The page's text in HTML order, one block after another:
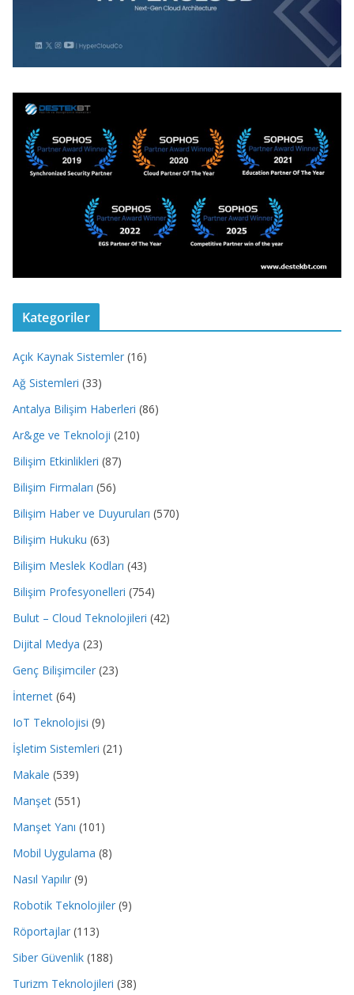
Kategoriler
Açık Kaynak Sistemler (16)
Ağ Sistemleri (33)
Antalya Bilişim Haberleri (86)
Ar&ge ve Teknoloji (210)
Bilişim Etkinlikleri (87)
Bilişim Firmaları (56)
Bilişim Haber ve Duyuruları (570)
Bilişim Hukuku (63)
Bilişim Meslek Kodları (43)
Bilişim Profesyonelleri (754)
Bulut – Cloud Teknolojileri (42)
Dijital Medya (23)
Genç Bilişimciler (23)
İnternet (64)
IoT Teknolojisi (9)
İşletim Sistemleri (21)
Makale (539)
Manşet (551)
Manşet Yanı (101)
Mobil Uygulama (8)
Nasıl Yapılır (9)
Robotik Teknolojiler (9)
Röportajlar (113)
Siber Güvenlik (188)
Turizm Teknolojileri (38)